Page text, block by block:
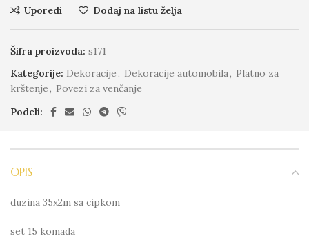
Uporedi Dodaj na listu želja
Šifra proizvoda: s171
Kategorije: Dekoracije, Dekoracije automobila, Platno za
krštenje, Povezi za venčanje
Podeli:
OPIS
duzina 35x2m sa cipkom
set 15 komada